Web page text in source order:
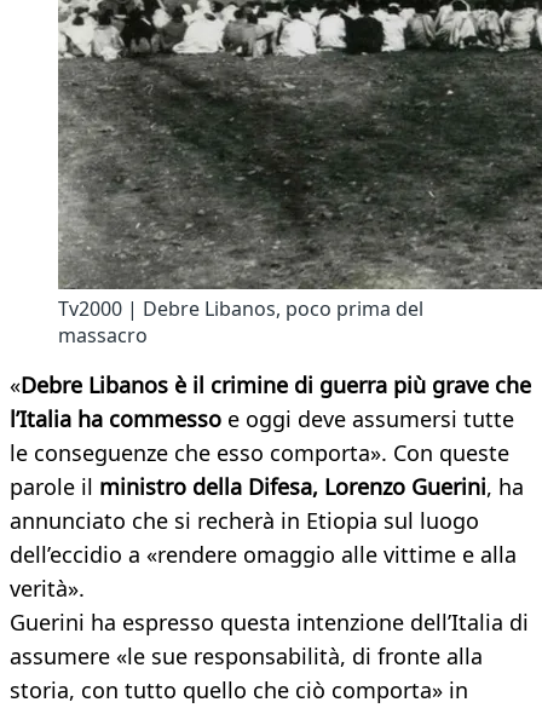
Tv2000 | Debre Libanos, poco prima del
massacro
«Debre Libanos è il crimine di guerra più grave che
l’Italia ha commesso e oggi deve assumersi tutte
le conseguenze che esso comporta». Con queste
parole il ministro della Difesa, Lorenzo Guerini, ha
annunciato che si recherà in Etiopia sul luogo
dell’eccidio a «rendere omaggio alle vittime e alla
verità».
Guerini ha espresso questa intenzione dell’Italia di
assumere «le sue responsabilità, di fronte alla
storia, con tutto quello che ciò comporta» in